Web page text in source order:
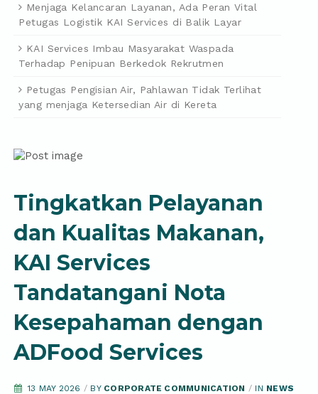
Menjaga Kelancaran Layanan, Ada Peran Vital
Petugas Logistik KAI Services di Balik Layar
KAI Services Imbau Masyarakat Waspada
Terhadap Penipuan Berkedok Rekrutmen
Petugas Pengisian Air, Pahlawan Tidak Terlihat
yang menjaga Ketersedian Air di Kereta
Tingkatkan Pelayanan
dan Kualitas Makanan,
KAI Services
Tandatangani Nota
Kesepahaman dengan
ADFood Services
13 MAY 2026 / BY CORPORATE COMMUNICATION / IN NEWS